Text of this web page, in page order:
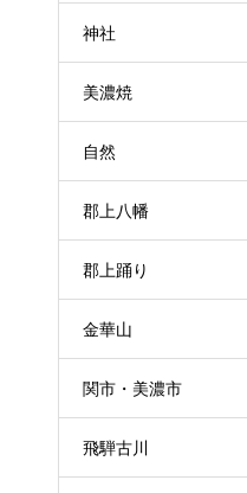
神社
美濃焼
自然
郡上八幡
郡上踊り
金華山
関市・美濃市
飛騨古川